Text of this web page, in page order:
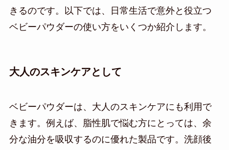
きるのです。以下では、日常生活で意外と役立つ
ベビーパウダーの使い方をいくつか紹介します。
大人のスキンケアとして
ベビーパウダーは、大人のスキンケアにも利用で
きます。例えば、脂性肌で悩む方にとっては、余
分な油分を吸収するのに優れた製品です。洗顔後